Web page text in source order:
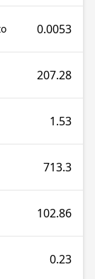
0.0053
207.28
1.53
713.3
102.86
0.23